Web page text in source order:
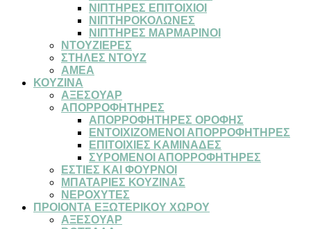
ΝΙΠΤΗΡΕΣ ΕΠΙΤΟΙΧΙΟΙ
ΝΙΠΤΗΡΟΚΟΛΩΝΕΣ
ΝΙΠΤΗΡΕΣ ΜΑΡΜΑΡΙΝΟΙ
ΝΤΟΥΖΙΕΡΕΣ
ΣΤΗΛΕΣ ΝΤΟΥΖ
ΑΜΕΑ
ΚΟΥΖΙΝΑ
ΑΞΕΣΟΥΑΡ
ΑΠΟΡΡΟΦΗΤΗΡΕΣ
ΑΠΟΡΡΟΦΗΤΗΡΕΣ ΟΡΟΦΗΣ
ΕΝΤΟΙΧΙΖΟΜΕΝΟΙ ΑΠΟΡΡΟΦΗΤΗΡΕΣ
ΕΠΙΤΟΙΧΙΕΣ ΚΑΜΙΝΑΔΕΣ
ΣΥΡΟΜΕΝΟΙ ΑΠΟΡΡΟΦΗΤΗΡΕΣ
ΕΣΤΙΕΣ ΚΑΙ ΦΟΥΡΝΟΙ
ΜΠΑΤΑΡΙΕΣ ΚΟΥΖΙΝΑΣ
ΝΕΡΟΧΥΤΕΣ
ΠΡΟΙΟΝΤΑ ΕΞΩΤΕΡΙΚΟΥ ΧΩΡΟΥ
ΑΞΕΣΟΥΑΡ